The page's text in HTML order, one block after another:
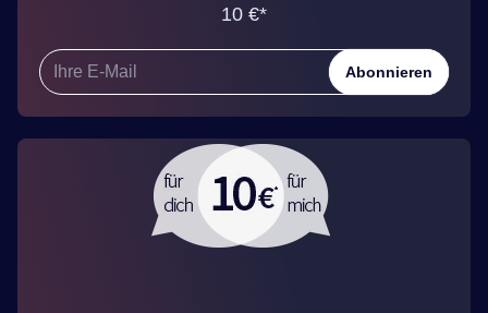
10 €*
Abonnieren